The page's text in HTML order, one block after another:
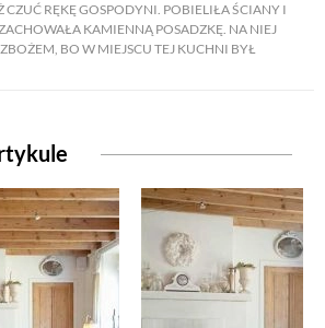
RĘKĘ GOSPODYNI. POBIELIŁA ŚCIANY I
KAMIENNĄ POSADZKĘ. NA NIEJ
BO W MIEJSCU TEJ KUCHNI BYŁ
DOMOWE
KRAJOBRAZ
RĘKODZIEŁO